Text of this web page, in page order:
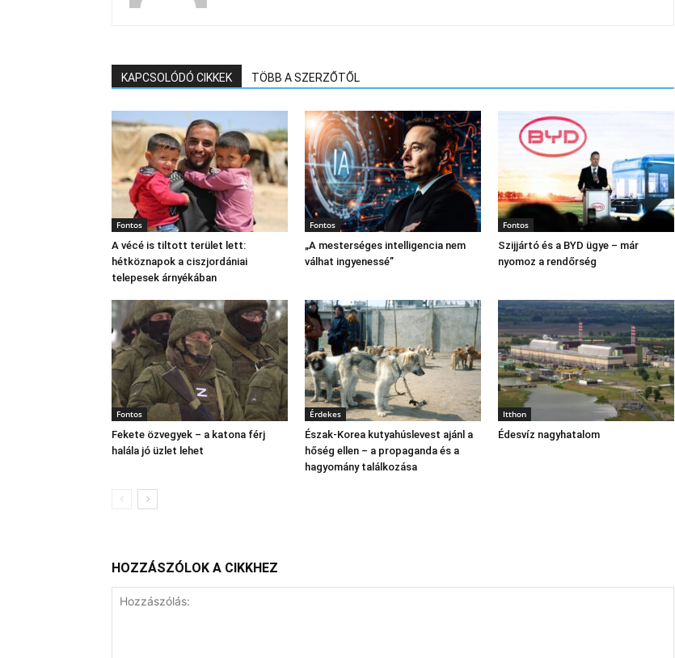
KAPCSOLÓDÓ CIKKEK TÖBB A SZERZŐTŐL
Fontos
A vécé is tiltott terület lett:
hétköznapok a ciszjordániai
telepesek árnyékában
Fontos
„A mesterséges intelligencia nem
válhat ingyenessé”
Fontos
Szijjártó és a BYD ügye – már
nyomoz a rendőrség
Fontos
Fekete özvegyek – a katona férj
halála jó üzlet lehet
Érdekes
Észak‑Korea kutyahúslevest ajánl a
hőség ellen – a propaganda és a
hagyomány találkozása
Itthon
Édesvíz nagyhatalom
HOZZÁSZÓLOK A CIKKHEZ